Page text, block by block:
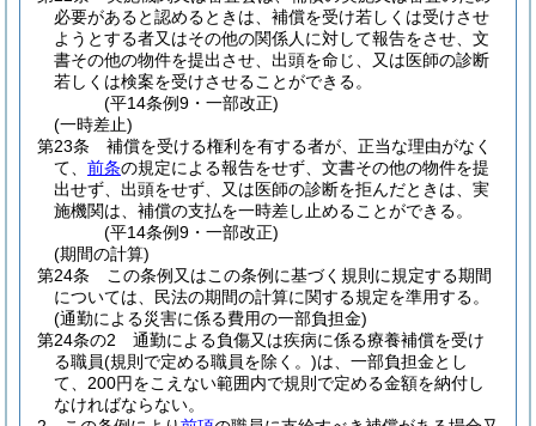
必要があると認めるときは、補償を受け若しくは受けさせ
ようとする者又はその他の関係人に対して報告をさせ、文
書その他の物件を提出させ、出頭を命じ、又は医師の診断
若しくは検案を受けさせることができる。
(平14条例9・一部改正)
(一時差止)
第23条
補償を受ける権利を有する者が、正当な理由がなく
て、 前条の規定による報告をせず、文書その他の物件を提
出せず、出頭をせず、又は医師の診断を拒んだときは、実
施機関は、補償の支払を一時差し止めることができる。
(平14条例9・一部改正)
(期間の計算)
第24条
この条例又はこの条例に基づく規則に規定する期間
については、民法の期間の計算に関する規定を準用する。
(通勤による災害に係る費用の一部負担金)
第24条の2
通勤による負傷又は疾病に係る療養補償を受け
る職員(規則で定める職員を除く。)は、一部負担金とし
て、200円をこえない範囲内で規則で定める金額を納付し
なければならない。